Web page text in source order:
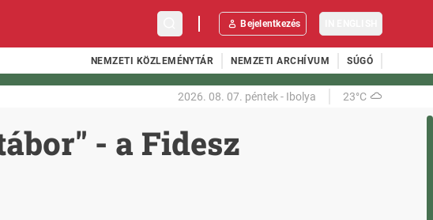
Bejelentkezés
NEMZETI KÖZLEMÉNYTÁR NEMZETI ARCHÍVUM SÚGÓ
2026. 08. 07. péntek- Ibolya 23°C
- a Fidesz